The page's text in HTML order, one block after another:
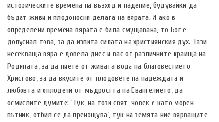
историческите времена на възход и падение, будувайки да
бъдат живи и плодоносни делата на вярата. И ако в
определени времена вярата е била смущавана, то Бог е
допуснал това, за да изпита силата на християнския дух. Тази
несекваща вяра е довела днес и вас от различните краища на
Родината, за да пиете от живата вода на благовестието
Христово, за да вкусите от плодовете на надеждата и
любовта и оплодени от мъдростта на Евангелието, да
осмислите думите: ‘Тук, на този свят, човек е като морен
пътник, отбил се да пренощува’, тук на земята ние вярващите